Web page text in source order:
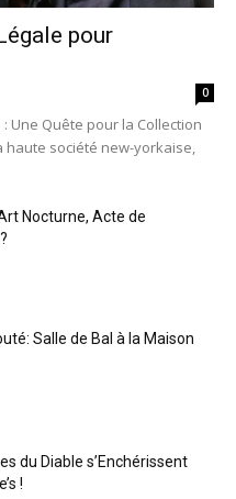
pour
0
Une Quête pour la Collection
haute société new-yorkaise,
Nocturne, Acte de
Salle de Bal à la Maison
du Diable s’Enchérissent
!